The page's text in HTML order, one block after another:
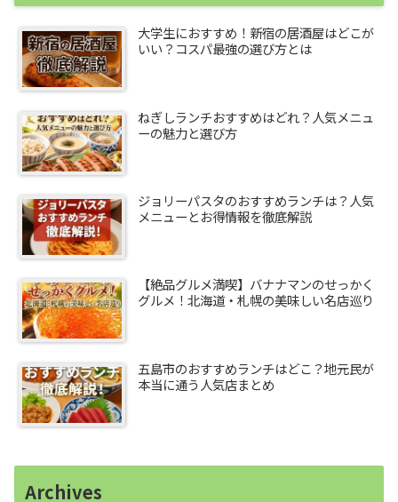
大学生におすすめ！新宿の居酒屋はどこが
いい？コスパ最強の選び方とは
ねぎしランチおすすめはどれ？人気メニュ
ーの魅力と選び方
ジョリーパスタのおすすめランチは？人気
メニューとお得情報を徹底解説
【絶品グルメ満喫】バナナマンのせっかく
グルメ！北海道・札幌の美味しい名店巡り
五島市のおすすめランチはどこ？地元民が
本当に通う人気店まとめ
Archives